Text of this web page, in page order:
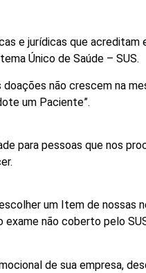
e jurídicas que
Único de Saúde – SUS.
não crescem na
um Paciente”.
para pessoas que nos
um Item de nossas
não coberto pelo
de sua empresa,